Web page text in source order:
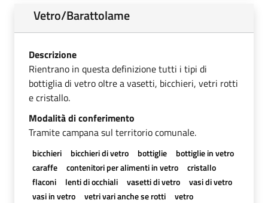
Vetro/Barattolame
Descrizione
Rientrano in questa definizione tutti i tipi di
bottiglia di vetro oltre a vasetti, bicchieri, vetri rotti
e cristallo.
Modalità di conferimento
Tramite campana sul territorio comunale.
bicchieri bicchieri di vetro bottiglie
bottiglie in vetro
caraffe
contenitori per alimenti in vetro
cristallo
flaconi
lenti di occhiali vasetti di vetro
vasi di vetro
vasi in vetro
vetri vari anche se rotti vetro